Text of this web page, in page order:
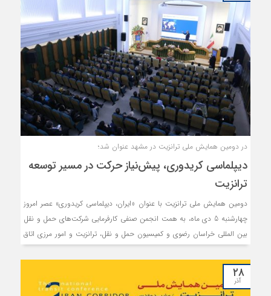
مجالی دیگر به آن بپردازیم.
در دومین همایش ملی ترانزیت در مشهد عنوان شد؛
دیپلماسی کریدوری، پیش‌نیاز حرکت در مسیر توسعه
ترانزیت
دومین همایش ملی ترانزیت با عنوان «ایران، دیپلماسی کریدوری» عصر امروز
چهارشنبه 5 دی ماه، به همت انجمن صنفی کارفرمایی شرکت‌های حمل و نقل
بین المللی خراسان رضوی و کمیسیون حمل و نقل، ترانزیت و امور مرزی اتاق
بازرگانی، صنایع، معادن و کشاورزی استان برگزار شد.
۲۸
آذر